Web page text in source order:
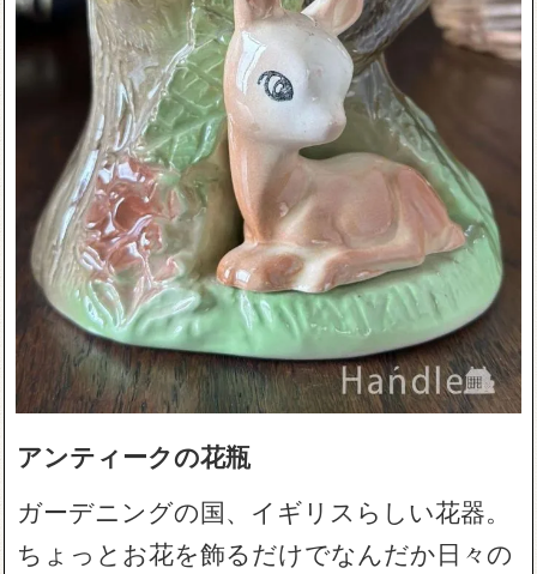
アンティークの花瓶
ガーデニングの国、イギリスらしい花器。
ちょっとお花を飾るだけでなんだか日々の